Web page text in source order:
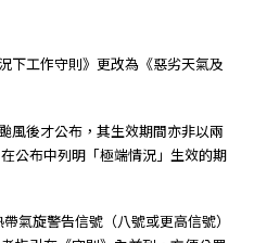
工作守則》更改為《惡劣天氣及
風後才公布，其生效期間亦非以兩
公布中列明「極端情況」生效的期
氣旋警告信號（八號或更高信號）